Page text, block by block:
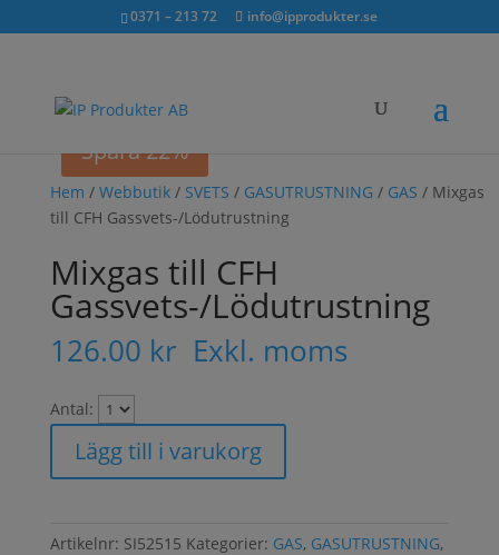
inkl. moms0371 – 213 72 info@ipprodukter.se
Sök...
×
Hem / Webbutik/ SVETS / GASUTRUSTNING / GAS / Mixgas
till CFH Gassvets-/Lödutrustning
Mixgas till CFH
Gassvets-/Lödutrustning
126.00 kr Exkl. moms
Antal:
Lägg till i varukorg
Artikelnr: SI52515 Kategorier: GAS, GASUTRUSTNING,
Spara 22%